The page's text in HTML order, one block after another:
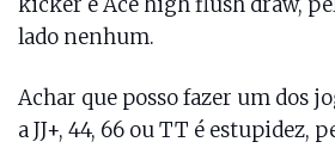
lado nenhum.
Achar que posso fazer um dos
a JJ+, 44, 66 ou TT é estupidez,